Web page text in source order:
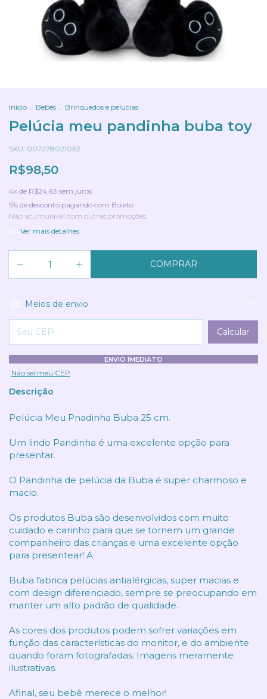
Início . Bebês . Brinquedos e pelucias .
Pelúcia meu pandinha buba toy
SKU: 007278021062
R$98,50
4x de R$24,63 sem juros
5% de desconto pagando com Boleto
Não acumulável com outras promoções
Ver mais detalhes
Meios de envio
Entregas para o CEP:
Calcular
ENVIO IMEDIATO
Não sei meu CEP
Descrição
Pelúcia Meu Pnadinha Buba 25 cm.
Um lindo Pandinha é uma excelente opção para
presentar.
O Pandinha de pelúcia da Buba é super charmoso e
macio.
Os produtos Buba são desenvolvidos com muito
cuidado e carinho para que se tornem um grande
companheiro das crianças e uma excelente opção
para presentear! A
Buba fabrica pelúcias antialérgicas, super macias e
com design diferenciado, sempre se preocupando em
manter um alto padrão de qualidade.
As cores dos produtos podem sofrer variações em
função das características do monitor, e do ambiente
quando foram fotografadas. Imagens meramente
ilustrativas.
Afinal, seu bebê merece o melhor!